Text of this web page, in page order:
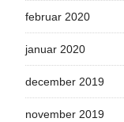
februar 2020
januar 2020
december 2019
november 2019